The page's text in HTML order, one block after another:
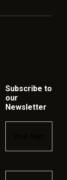
Subscribe to
our
Newsletter